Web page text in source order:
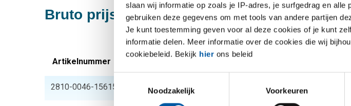
slaan wij informatie op zoals je IP-adres, je surfgedrag en
gebruiken deze gegevens om met tools van andere partijen
Je kunt toestemming geven voor al deze cookies of je kunt
informatie delen. Meer informatie over de cookies die wij
cookiebeleid. Bekijk hier ons beleid
Noodzakelijk
Voorkeuren
Bruto prijslijst: Aluminium EN AW-6060 T66
Artikelnummer Omschrijving
2810-0046-1561515 Alu Z-profiel EN AW-6060 T66 15x6x15x1,5 a 6 mtr